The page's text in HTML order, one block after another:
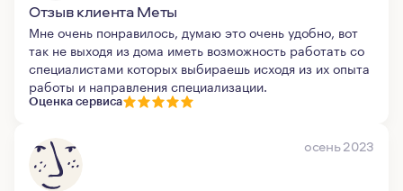
Отзыв клиента Меты
Мне очень понравилось, думаю это очень удобно, вот
так не выходя из дома иметь возможность работать со
специалистами которых выбираешь исходя из их опыта
работы и направления специализации.
Оценка сервиса
осень 2023